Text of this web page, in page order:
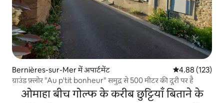
Bernières-sur-Mer में अपार्टमेंट औसत रेटिंग 5 में से
4.88 (123)
ग्राउंड फ़्लोर "Au p'tit bonheur" समुद्र से 500 मीटर की दूरी पर है
ओमाहा बीच गोल्फ के करीब छुट्टियाँ बिताने के